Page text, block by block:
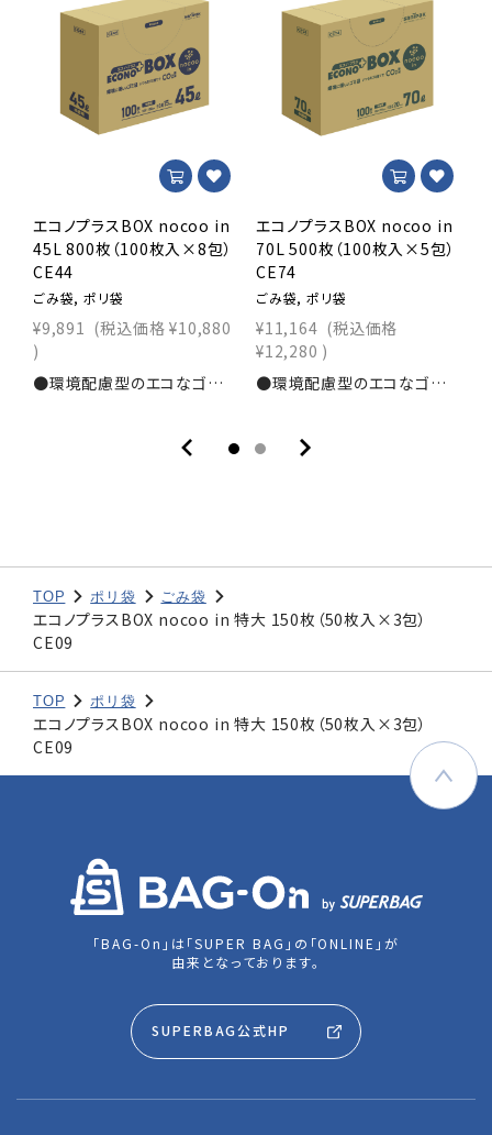
エコノプラスBOX nocoo in
45L 800枚（100枚入×8包）
CE44
ごみ袋, ポリ袋
¥9,891 (税込価格 ¥10,880
)
●環境配慮型のエコなゴミ袋！●プラスチック使用量を抑えたポリ袋です！●燃焼時の二酸化炭素発生量を削減します！●収納に便利なBOXタイプ寸法：横650×縦800ｍｍ 素材：HDPE+CaCO3 0.015mm入数：800枚商品コード：1111203010
エコノプラスBOX nocoo in
70L 500枚（100枚入×5包）
CE74
ごみ袋, ポリ袋
¥11,164 (税込価格
¥12,280 )
●環境配慮型のエコなゴミ袋！●プラスチック使用量を抑えたポリ袋です！●燃焼時の二酸化炭素発生量を削減します！●収納に便利なBOXタイプ寸法：横800×縦900ｍｍ素材：HDPE+CaCO3 0.020mm入数：500枚商品コード：1111203020
TOP ポリ袋 ごみ袋
エコノプラスBOX nocoo in 特大 150枚（50枚入×3包）
CE09
TOP ポリ袋
エコノプラスBOX nocoo in 特大 150枚（50枚入×3包）
CE09
「BAG-On」は「SUPER BAG」の「ONLINE」が
由来となっております。
SUPERBAG公式HP